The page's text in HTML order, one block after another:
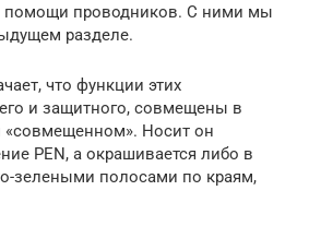
помощи проводников. С ними мы
разделе.
что функции этих
и защитного, совмещены в
Носит он
PEN, а окрашивается либо в
зелеными полосами по краям,